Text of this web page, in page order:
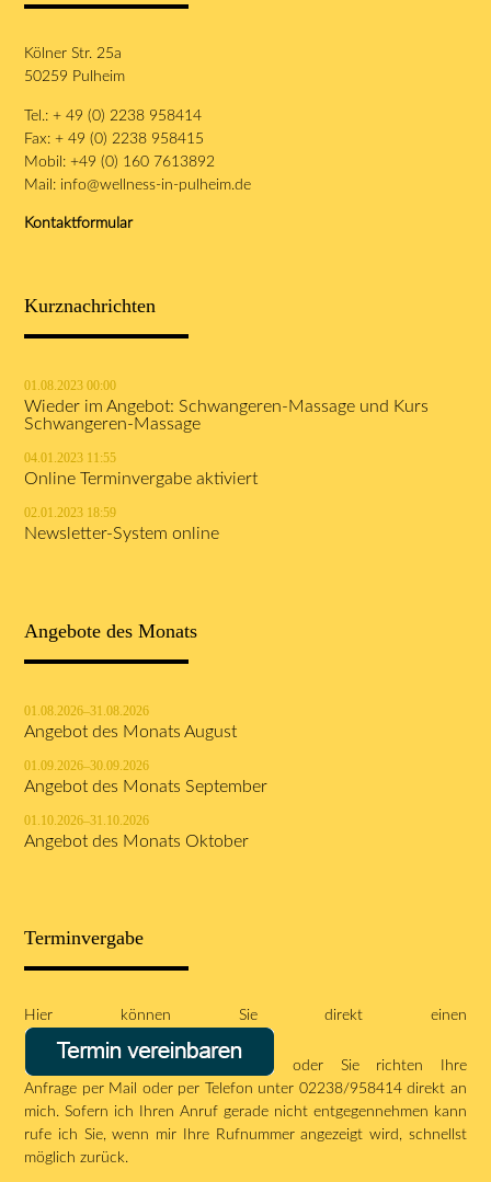
Kölner Str. 25a
50259 Pulheim
Tel.: + 49 (0) 2238 958414
Fax: + 49 (0) 2238 958415
Mobil: +49 (0) 160 7613892
Mail: info@wellness-in-pulheim.de
Kontaktformular
Kurznachrichten
01.08.2023 00:00
Wieder im Angebot: Schwangeren-Massage und Kurs
Schwangeren-Massage
04.01.2023 11:55
Online Terminvergabe aktiviert
02.01.2023 18:59
Newsletter-System online
Angebote des Monats
01.08.2026–31.08.2026
Angebot des Monats August
01.09.2026–30.09.2026
Angebot des Monats September
01.10.2026–31.10.2026
Angebot des Monats Oktober
Terminvergabe
Hier können Sie direkt einen
oder Sie richten Ihre
Anfrage per Mail oder per Telefon unter 02238/958414 direkt an
mich. Sofern ich Ihren Anruf gerade nicht entgegennehmen kann
rufe ich Sie, wenn mir Ihre Rufnummer angezeigt wird, schnellst
möglich zurück.